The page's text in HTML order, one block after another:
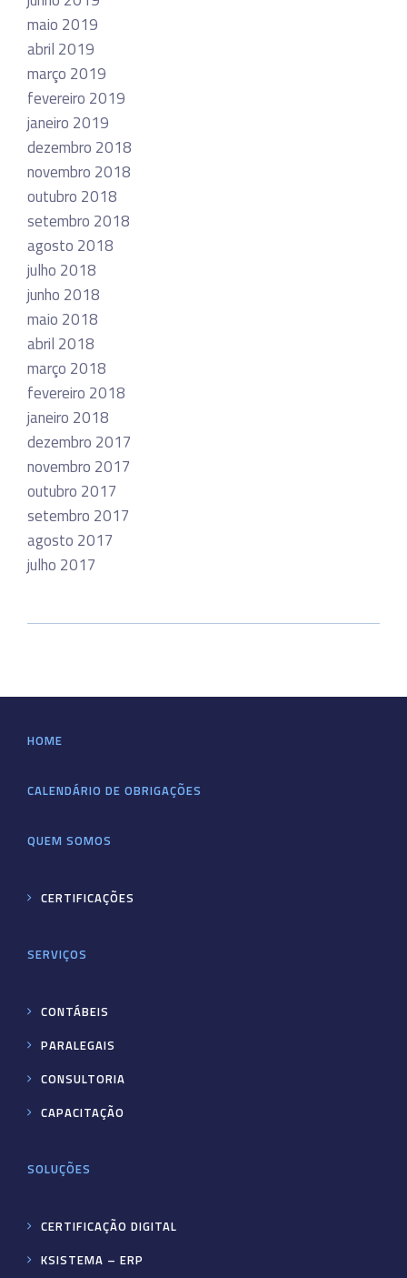
maio 2019
abril 2019
março 2019
fevereiro 2019
janeiro 2019
dezembro 2018
novembro 2018
outubro 2018
setembro 2018
agosto 2018
julho 2018
junho 2018
maio 2018
abril 2018
março 2018
fevereiro 2018
janeiro 2018
dezembro 2017
novembro 2017
outubro 2017
setembro 2017
agosto 2017
julho 2017
HOME
CALENDÁRIO DE OBRIGAÇÕES
QUEM SOMOS
CERTIFICAÇÕES
SERVIÇOS
CONTÁBEIS
PARALEGAIS
CONSULTORIA
CAPACITAÇÃO
SOLUÇÕES
CERTIFICAÇÃO DIGITAL
KSISTEMA – ERP